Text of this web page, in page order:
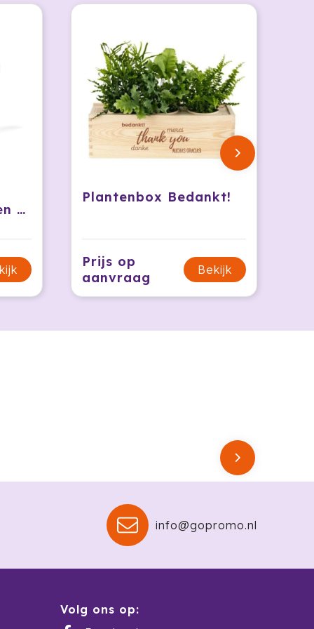
LED lamp met eigen vorm
Plantenbox Bedankt!
Prijs op
aanvraag
Bekijk
info@gopromo.nl
Volg ons op: